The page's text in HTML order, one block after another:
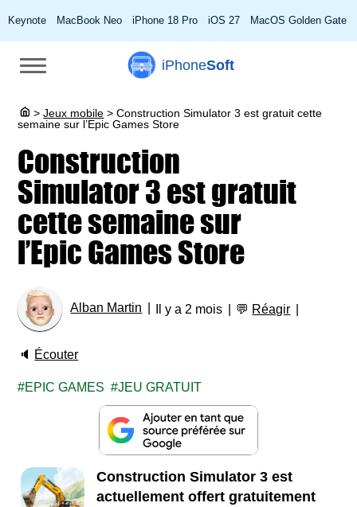
Keynote MacBook Neo iPhone 18 Pro iOS 27 MacOS Golden Gate
iPhoneSoft
> Jeux mobile > Construction Simulator 3 est gratuit cette
semaine sur l’Epic Games Store
Construction
Simulator 3 est gratuit
cette semaine sur
l’Epic Games Store
Alban Martin Il y a 2 mois 💬 Réagir
🔈 Écouter
EPIC GAMES JEU GRATUIT
Construction Simulator 3 est
actuellement offert gratuitement